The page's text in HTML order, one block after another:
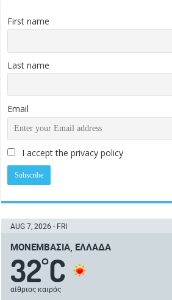
First name
Last name
Email
I accept the privacy policy
AUG 7, 2026 - FRI
ΜΟΝΕΜΒΑΣΙΆ, ΕΛΛΆΔΑ
32°C
αίθριος καιρός